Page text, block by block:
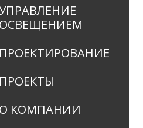
ОСВЕЩЕНИЕМ
ПРОЕКТИРОВАНИЕ
ПРОЕКТЫ
О КОМПАНИИ
свое согласие на их
отправить нам